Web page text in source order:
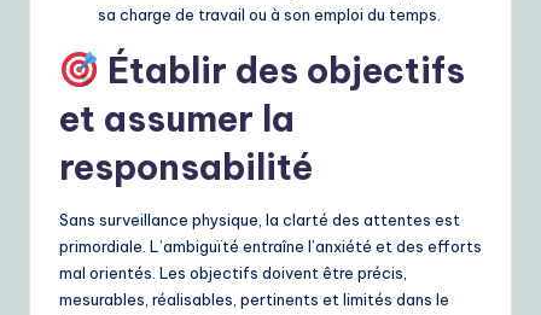
sa charge de travail ou à son emploi du temps.
Établir des objectifs
et assumer la
responsabilité
Sans surveillance physique, la clarté des attentes est
primordiale. L’ambiguïté entraîne l’anxiété et des efforts
mal orientés. Les objectifs doivent être précis,
mesurables, réalisables, pertinents et limités dans le